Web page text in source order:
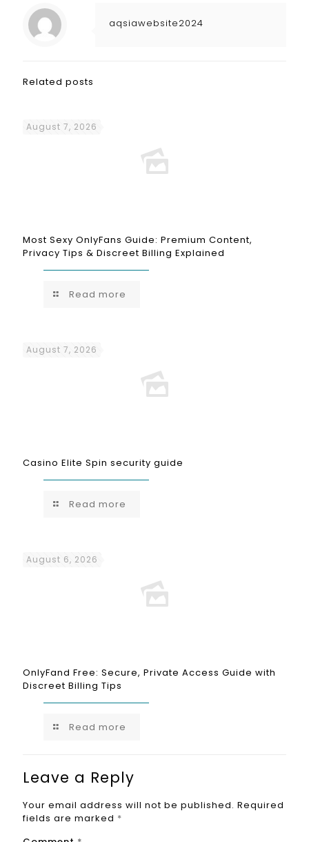
aqsiawebsite2024
Related posts
August 7, 2026
Most Sexy OnlyFans Guide: Premium Content,
Privacy Tips & Discreet Billing Explained
Read more
August 7, 2026
Casino Elite Spin security guide
Read more
August 6, 2026
OnlyFand Free: Secure, Private Access Guide with
Discreet Billing Tips
Read more
Leave a Reply
Your email address will not be published. Required
fields are marked *